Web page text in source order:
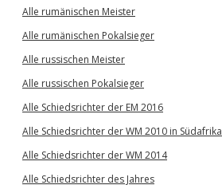
Alle rumänischen Meister
Alle rumänischen Pokalsieger
Alle russischen Meister
Alle russischen Pokalsieger
Alle Schiedsrichter der EM 2016
Alle Schiedsrichter der WM 2010 in Südafrika
Alle Schiedsrichter der WM 2014
Alle Schiedsrichter des Jahres